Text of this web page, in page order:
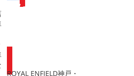
Webike会員
もらえます
ROYAL ENFIELD神戸・